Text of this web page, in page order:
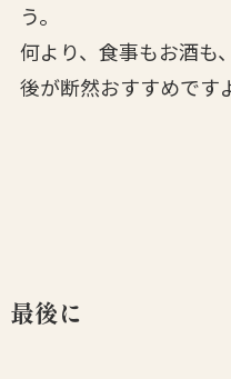
う。
何より、食事もお酒も
後が断然おすすめです
最後に